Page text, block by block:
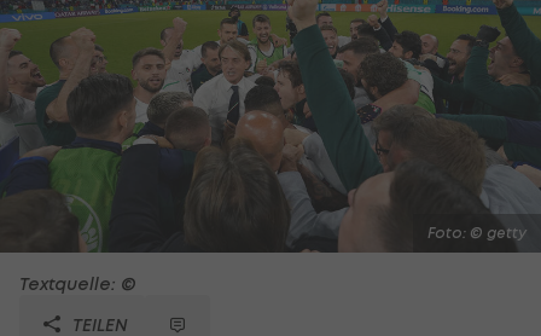
Foto: © getty
Textquelle: ©
TEILEN